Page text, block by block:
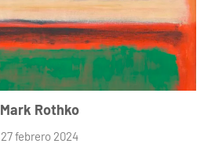
Mark Rothko
27 febrero 2024